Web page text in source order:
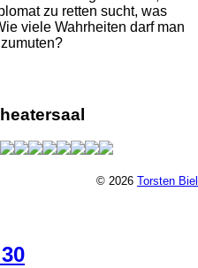
zu retten sucht, was
viele Wahrheiten darf man
© 2026 Torsten Biel